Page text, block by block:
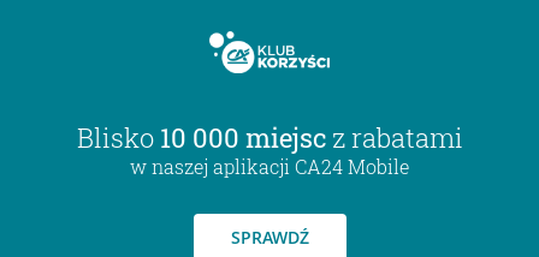
Blisko 10 000 miejsc z rabatami
w naszej aplikacji CA24 Mobile
SPRAWDŹ